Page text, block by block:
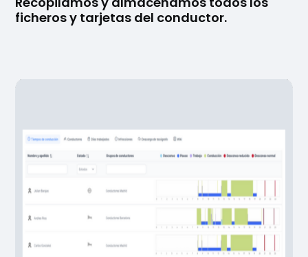
ficheros y tarjetas del conductor.